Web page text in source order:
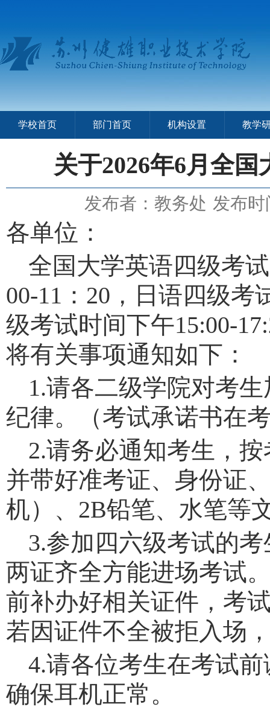
学校首页 部门首页 机构设置 教学
关于2026年6月全
发布者：教务处 发布
各单位：
全国大学英语四级考
00-11：20，日语四级考
级考试时间下午15:00-
将有关事项通知如下：
1.请各二级学院对考
纪律。（考试承诺书在
2.请务必通知考生，
并带好准考证、身份证
机）、2B铅笔、水笔等
3.参加四六级考试的
两证齐全方能进场考试
前补办好相关证件，考
若因证件不全被拒入场
4.请各位考生在考试
确保耳机正常。